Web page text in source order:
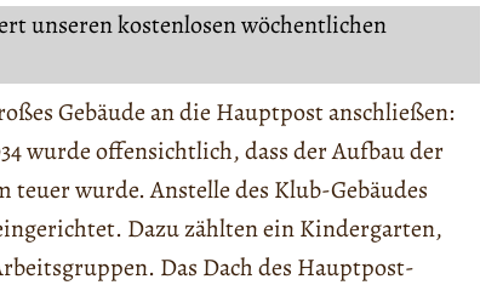
unseren kostenlosen wöchentlichen
Gebäude an die Hauptpost anschließen:
wurde offensichtlich, dass der Aufbau der
wurde. Anstelle des Klub-Gebäudes
Dazu zählten ein Kindergarten,
Das Dach des Hauptpost-